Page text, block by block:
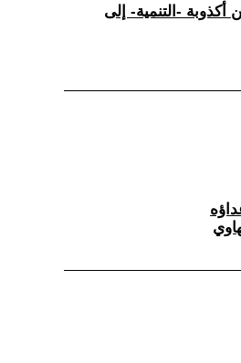
أكذوبة -التنمية- إلى